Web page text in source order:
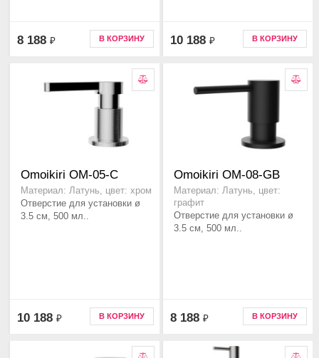
8 188 ₽ В КОРЗИНУ 10 188 ₽ В КОРЗИНУ
Omoikiri OM-05-C
Материал: Латунь, цвет: хром
Отверстие для установки ø
3.5 см, 500 мл..
10 188 ₽ В КОРЗИНУ
Omoikiri OM-08-GB
Материал: Латунь, цвет:
графит
Отверстие для установки ø
3.5 см, 500 мл..
8 188 ₽ В КОРЗИНУ